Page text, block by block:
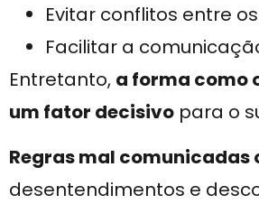
Evitar conflitos entre
Facilitar a
Entretanto, a forma como
um fator decisivo para o
Regras mal
desentendimentos e